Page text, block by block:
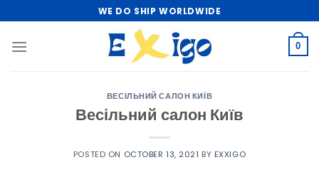
to
content
WE DO SHIP WORLDWIDE
0
ВЕСІЛЬНИЙ САЛОН КИЇВ
Весільний салон Київ
POSTED ON OCTOBER 13, 2021 BY EXXIGO